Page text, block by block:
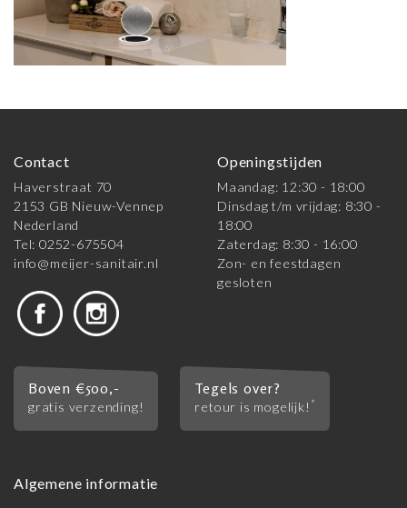
Contact
Haverstraat 70
2153 GB Nieuw-Vennep
Nederland
Tel: 0252-675504
info@meijer-sanitair.nl
Openingstijden
Maandag: 12:30 - 18:00
Dinsdag t/m vrijdag: 8:30 -
18:00
Zaterdag: 8:30 - 16:00
Zon- en feestdagen
gesloten
Boven €500,-
gratis verzending!
Tegels over?
retour is mogelijk! *
Algemene informatie